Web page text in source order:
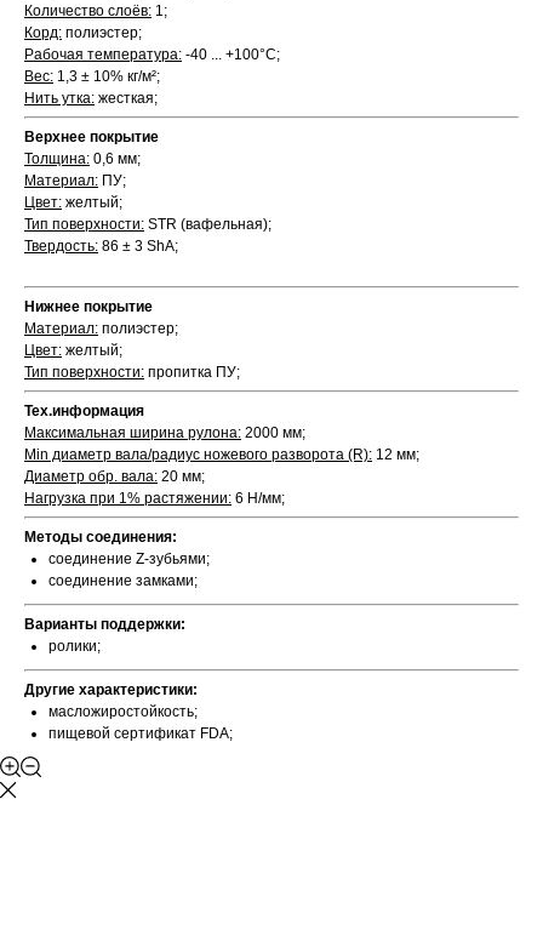
Количество слоёв: 1;
Корд: полиэстер;
Рабочая температура: -40 ... +100°С;
Вес: 1,3 ± 10% кг/м²;
Нить утка: жесткая;
Верхнее покрытие
Толщина: 0,6 мм;
Материал: ПУ;
Цвет: желтый;
Тип поверхности: STR (вафельная);
Твердость: 86 ± 3 ShA;
Нижнее покрытие
Материал: полиэстер;
Цвет: желтый;
Тип поверхности: пропитка ПУ;
Тех.информация
Максимальная ширина рулона: 2000 мм;
Min диаметр вала/радиус ножевого разворота (R): 12 мм;
Диаметр обр. вала: 20 мм;
Нагрузка при 1% растяжении: 6 Н/мм;
Методы соединения:
соединение Z-зубьями;
соединение замками;
Варианты поддержки:
ролики;
Другие характеристики:
масложиростойкость;
пищевой сертификат FDA;